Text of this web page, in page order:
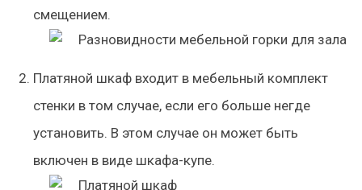
смещением.
Платяной шкаф входит в мебельный комплект
стенки в том случае, если его больше негде
установить. В этом случае он может быть
включен в виде шкафа-купе.